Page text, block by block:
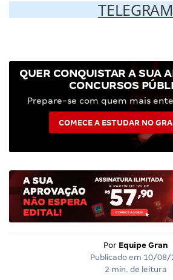
TELEGRAM
QUER CONQUISTAR A SUA
CONCURSOS
Prepare-se com quem mais
COMECE A ESTUDAR NO
Por Equipe Gran
Publicado em 10/08/
2 min. de leitura